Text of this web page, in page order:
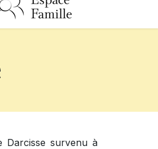
Darcisse survenu à